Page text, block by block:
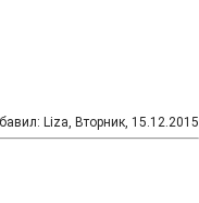
: Liza, Вторник, 15.12.2015